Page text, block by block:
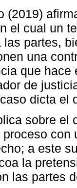
(2019)
el cual un
las partes,
una
que
de
dicta el
sobre el
a este
la
las partes